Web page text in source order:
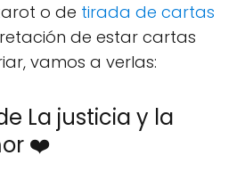
o de tirada de cartas
de estar cartas
vamos a verlas:
La justicia y la
❤️